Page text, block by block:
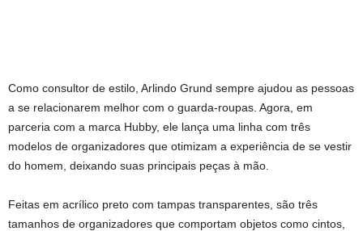
Como consultor de estilo, Arlindo Grund sempre ajudou as pessoas
a se relacionarem melhor com o guarda-roupas. Agora, em
parceria com a marca Hubby, ele lança uma linha com três
modelos de organizadores que otimizam a experiência de se vestir
do homem, deixando suas principais peças à mão.
Feitas em acrílico preto com tampas transparentes, são três
tamanhos de organizadores que comportam objetos como cintos,